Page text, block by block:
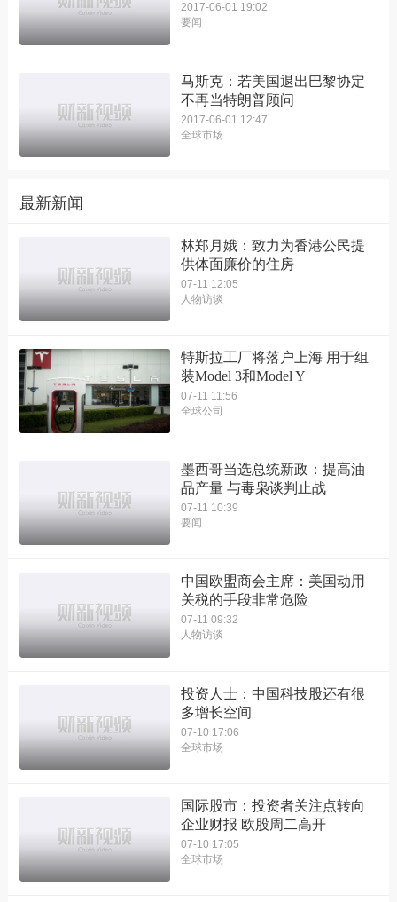
2017-06-01 19:02
要闻
马斯克：若美国退出巴黎协定
不再当特朗普顾问
2017-06-01 12:47
全球市场
最新新闻
林郑月娥：致力为香港公民提
供体面廉价的住房
07-11 12:05
人物访谈
特斯拉工厂将落户上海 用于组
装Model 3和Model Y
07-11 11:56
全球公司
墨西哥当选总统新政：提高油
品产量 与毒枭谈判止战
07-11 10:39
要闻
中国欧盟商会主席：美国动用
关税的手段非常危险
07-11 09:32
人物访谈
投资人士：中国科技股还有很
多增长空间
07-10 17:06
全球市场
国际股市：投资者关注点转向
企业财报 欧股周二高开
07-10 17:05
全球市场